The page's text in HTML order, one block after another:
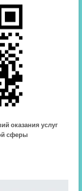
оказания услуг
сферы